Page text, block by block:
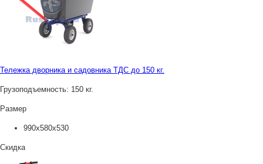
Тележка дворника и садовника ТДС до 150 кг.
Грузоподъемность: 150 кг.
Размер
990х580х530
Скидка